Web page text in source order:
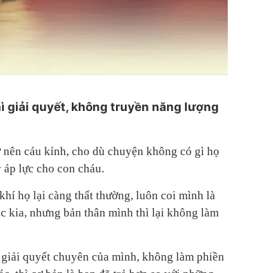
giải quyết, không truyền năng lượng
cáu kỉnh, cho dù chuyện không có gì họ
lực cho con cháu.
họ lại càng thất thường, luôn coi mình là
kia, nhưng bản thân mình thì lại không làm
quyết chuyên của mình, không làm phiền